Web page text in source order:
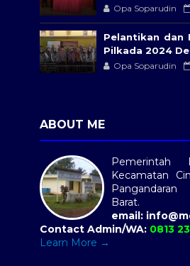
Opa Soparudin
Pelantikan dan
Pilkada 2024
Opa Soparudin
ABOUT ME
Pemerintah
Kecamatan
Barat.
email:
Contact Admin/WA: 0813
Learn More →